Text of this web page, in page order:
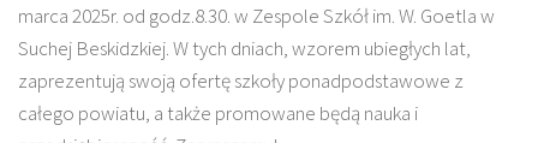
marca 2025r. od godz.8.30. w Zespole Szkół im. W. Goetla w
Suchej Beskidzkiej. W tych dniach, wzorem ubiegłych lat,
zaprezentują swoją ofertę szkoły ponadpodstawowe z
całego powiatu, a także promowane będą nauka i